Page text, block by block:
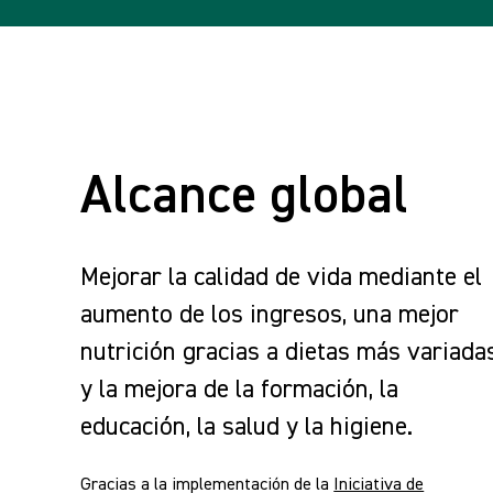
Alcance global
Mejorar la calidad de vida mediante el
aumento de los ingresos, una mejor
nutrición gracias a dietas más
y la mejora de la formación, la
educación, la salud y la higiene.
Gracias a la implementación de la Iniciativa de